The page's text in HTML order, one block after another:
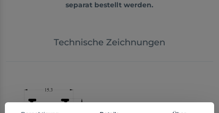
separat bestellt werden.
Technische Zeichnungen